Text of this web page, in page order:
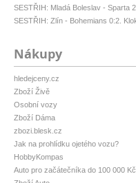
SESTŘIH: Mladá Boleslav - Sparta
SESTŘIH: Zlín - Bohemians 0:2.
Nákupy
hledejceny.cz
Zboží Živě
Osobní vozy
Zboží Dáma
zbozi.blesk.cz
Jak na prohlídku ojetého vozu?
HobbyKompas
Auto pro začátečníka do 100 000 Kč